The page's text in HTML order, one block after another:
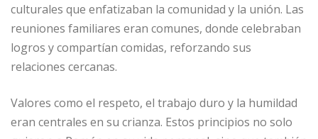
culturales que enfatizaban la comunidad y la unión. Las
reuniones familiares eran comunes, donde celebraban
logros y compartían comidas, reforzando sus
relaciones cercanas.
Valores como el respeto, el trabajo duro y la humildad
eran centrales en su crianza. Estos principios no solo